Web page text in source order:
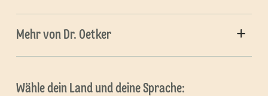
Mehr von Dr. Oetker
Wähle dein Land und deine Sprache: